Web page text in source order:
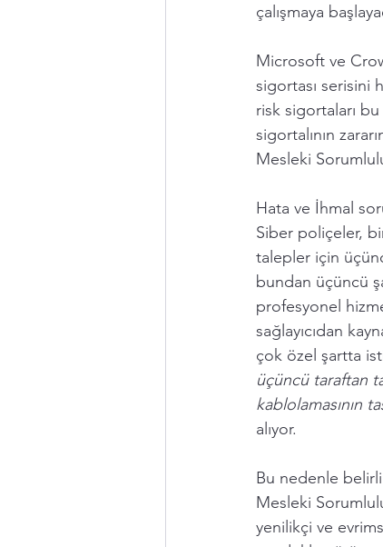
çalışmaya
Microsoft ve
sigortası serisini
risk sigortaları bu
sigortalının
Mesleki
Hata ve İhmal
Siber poliçeler,
talepler için
bundan üçüncü
profesyonel
sağlayıcıdan
çok özel şartta
üçüncü taraftan
kablolamasının
alıyor.
Bu nedenle
Mesleki
yenilikçi ve